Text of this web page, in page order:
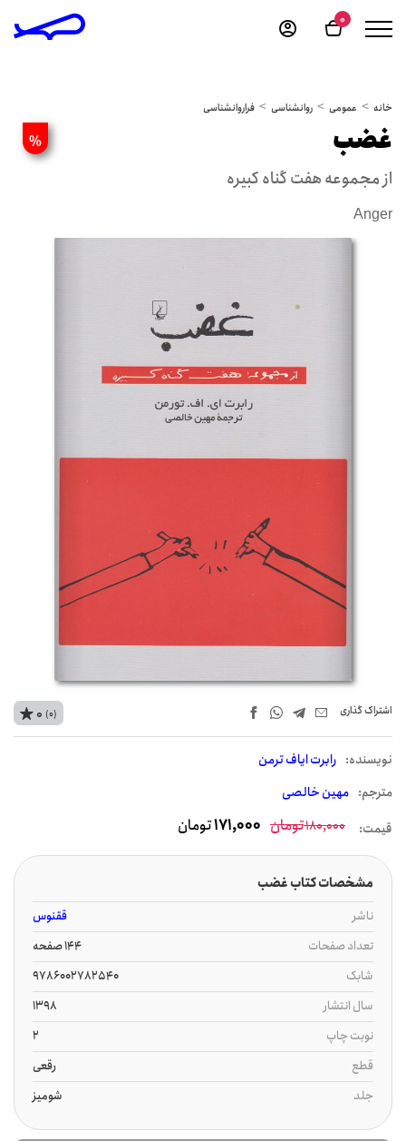
0
خانه عمومی روانشناسی فراروانشناسی
% غضب
از مجموعه هفت گناه کبیره
Anger
اشتراک‌ گذاری
نويسنده: رابرت ایاف ترمن
مترجم: مهین خالصی
0 (0)
قیمت: 180,000تومان 171,000تومان
مشخصات کتاب غضب
ناشر
ققنوس
تعداد صفحات
144 صفحه
شابک
9786002782540
سال انتشار
1398
نوبت چاپ
2
قطع
رقعی
جلد
شومیز